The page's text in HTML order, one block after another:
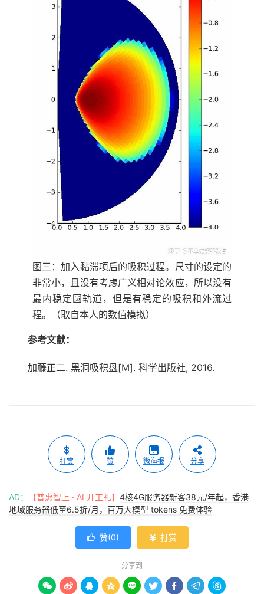
图三：加入黏滞项后的吸积过程。尺寸的设定的
非常小，且没有考虑广义相对论效应，所以没有
最内稳定圆轨道，但是有稳定的吸积和外流过
程。（取自本人的数值模拟）
参考文献：
加藤正二. 黑洞吸积盘[M]. 科学出版社, 2016.
打赏 赞 微海报 分享
AD： 【普惠智上 · AI 开工礼】 4核4G服务器新客38元/年起，香港
地域服务器低至6.5折/月，百万大模型 tokens 免费体验
 赞(0)  打赏
分享到
        